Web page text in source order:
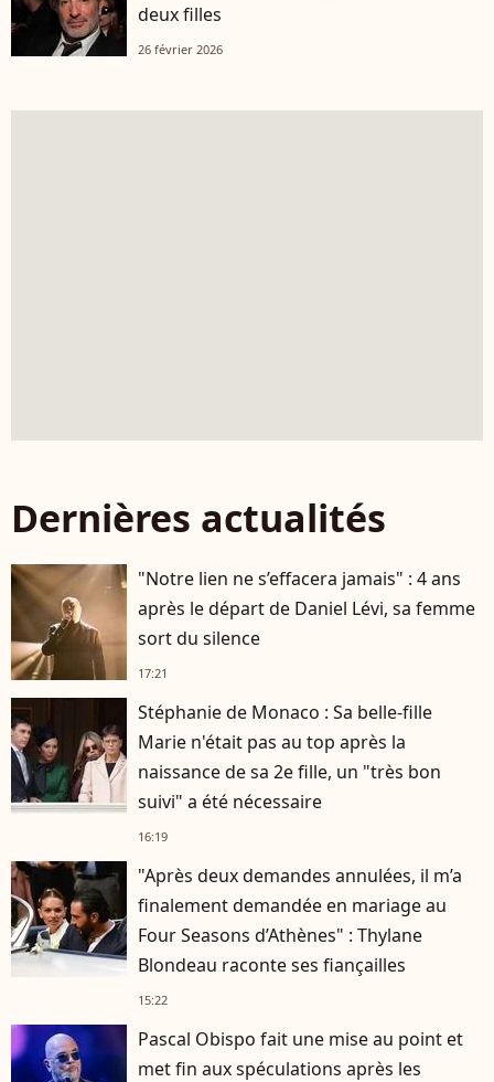
deux filles
26 février 2026
Dernières actualités
"Notre lien ne s’effacera jamais" : 4 ans
après le départ de Daniel Lévi, sa femme
sort du silence
17:21
Stéphanie de Monaco : Sa belle-fille
Marie n'était pas au top après la
naissance de sa 2e fille, un "très bon
suivi" a été nécessaire
16:19
"Après deux demandes annulées, il m’a
finalement demandée en mariage au
Four Seasons d’Athènes" : Thylane
Blondeau raconte ses fiançailles
15:22
Pascal Obispo fait une mise au point et
met fin aux spéculations après les